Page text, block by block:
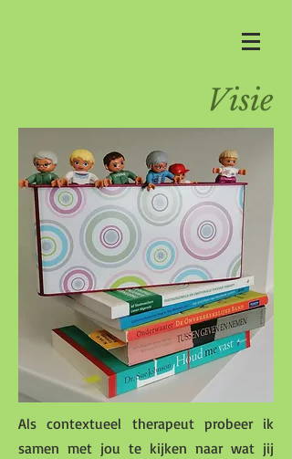
Visie
Als contextueel therapeut probeer ik
samen met jou te kijken naar wat jij